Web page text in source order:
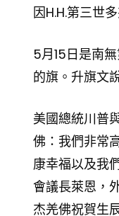
因H.H.第三世
5月15日是南
的旗。升旗文
美國總統川普
佛：我們非常
康幸福以及我
會議長萊恩，
杰羌佛祝賀生